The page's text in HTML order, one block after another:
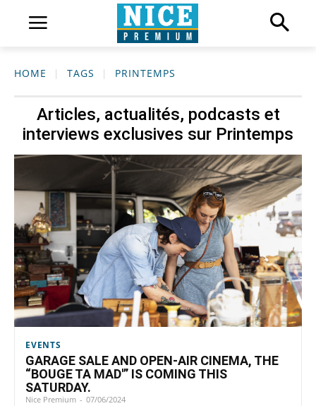
HOME TAGS PRINTEMPS
Articles, actualités, podcasts et
interviews exclusives sur Printemps
EVENTS
GARAGE SALE AND OPEN-AIR CINEMA, THE
“BOUGE TA MAD'” IS COMING THIS
SATURDAY.
Nice Premium - 07/06/2024